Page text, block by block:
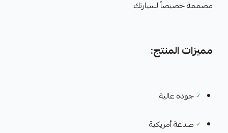
مصممة خصيصاً لسيارتك.
مميزات المنتج:
✓جودة عالية
✓ صناعة أمريكية